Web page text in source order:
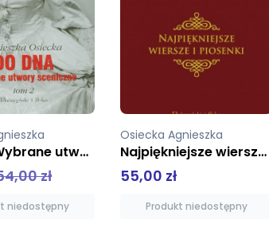
Najpiękniejsze wiersze i piosenki
niedostępny
Osiecka Agnieszka
Galeria potworów
52,00 zł
Produkt niedostępny